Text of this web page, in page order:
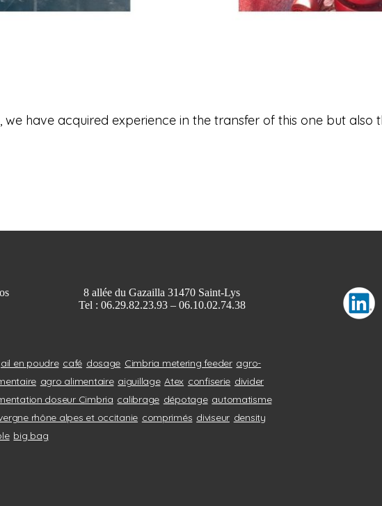
have acquired experience in the transfer of this one but also
8 allée du Gazailla 31470 Saint-Lys
Tel : 06.29.82.23.93 – 06.10.02.74.38
ail en poudre café dosage Cimbria metering feeder agro-
agro alimentaire aiguillage Atex confiserie divider
doseur Cimbria calibrage dépotage automatisme
rhône alpes et occitanie comprimés diviseur density
big bag